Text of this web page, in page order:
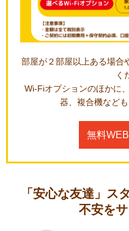
部屋が２部屋以上ある場合
く
Wi-Fiオプションのほかに
器、複合機など
無料
「安心な友達」ス
不安を